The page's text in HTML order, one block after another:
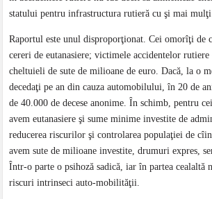
statului pentru infrastructura rutieră cu şi mai mulţi
Raportul este unul disproporţionat. Cei omorîţi de
cereri de eutanasiere; victimele accidentelor
cheltuieli de sute de milioane de euro. Dacă, la o
decedaţi pe an din cauza automobilului, în 20 de
de 40.000 de decese anonime. Ȋn schimb, pentru
avem eutanasiere şi sume minime investite de
reducerea riscurilor şi controlarea populaţiei de
avem sute de milioane investite, drumuri expres,
Într-o parte o psihoză sadică, iar în partea cealaltă
riscuri intrinseci auto-mobilităţii.